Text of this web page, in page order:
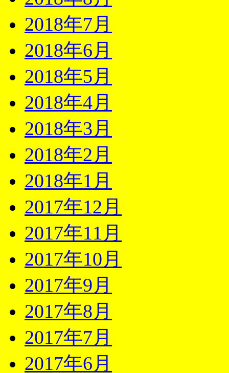
2018年7月
2018年6月
2018年5月
2018年4月
2018年3月
2018年2月
2018年1月
2017年12月
2017年11月
2017年10月
2017年9月
2017年8月
2017年7月
2017年6月